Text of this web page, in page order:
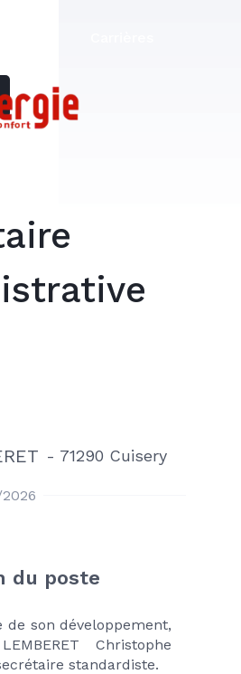
- 71290 Cuisery
du poste
de son développement,
Christophe
standardiste.